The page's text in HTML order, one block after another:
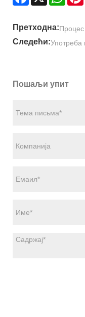
Претходна:Процес
Следећи:Употреба
Пошаљи упит